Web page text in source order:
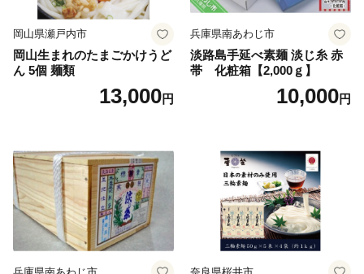
岡山県瀬戸内市
岡山生まれのたまごかけうど
ん 5個 麺類
13,000円
兵庫県南あわじ市
淡路島手延べ素麺 淡じ糸 赤
帯 化粧箱【2,000ｇ】
10,000円